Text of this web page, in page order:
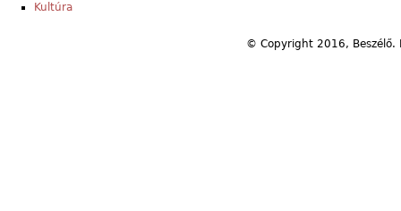
Kultúra
© Copyright 2016,